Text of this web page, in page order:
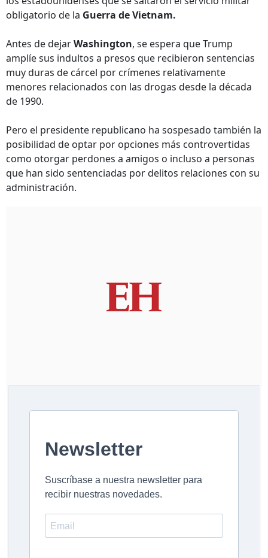
obligatorio de la Guerra de Vietnam.
Antes de dejarWashington, se espera que Trump
amplíe sus indultos a presos que recibieron sentencias
muy duras de cárcel por crímenes relativamente
menores relacionados con las drogas desde la década
de 1990.
Pero el presidente republicano ha sospesado también la
posibilidad de optar por opciones más controvertidas
como otorgar perdones a amigos o incluso a personas
que han sido sentenciadas por delitos relaciones con su
administración.